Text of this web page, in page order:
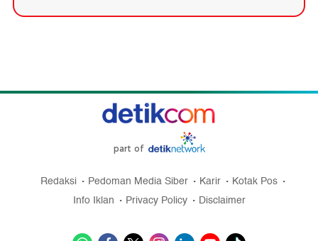
part of
Redaksi Pedoman Media Siber Karir
Kotak Pos
Info Iklan
Privacy Policy Disclaimer